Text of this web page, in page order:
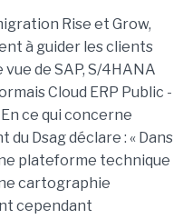
Rise et Grow,
à guider les clients
de SAP, S/4HANA
Cloud ERP Public -
ce qui concerne
Dsag déclare : « Dans
plateforme technique
cartographie
cependant